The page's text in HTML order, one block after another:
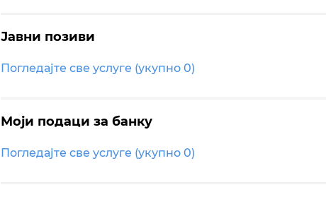
Јавни позиви
Погледајте све услуге (укупно 0)
Моји подаци за банку
Погледајте све услуге (укупно 0)